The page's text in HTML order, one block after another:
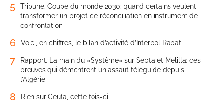
5
Tribune. Coupe du monde 2030: quand certains veulent
transformer un projet de réconciliation en instrument de
confrontation
6 Voici, en chiffres, le bilan d’activité d’Interpol Rabat
7
Rapport. La main du «Système» sur Sebta et Melilla: ces
preuves qui démontrent un assaut téléguidé depuis
l’Algérie
8 Rien sur Ceuta, cette fois-ci